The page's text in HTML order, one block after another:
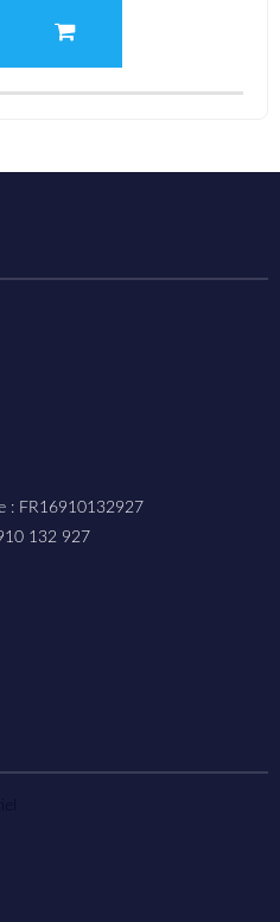
: FR16910132927
132 927